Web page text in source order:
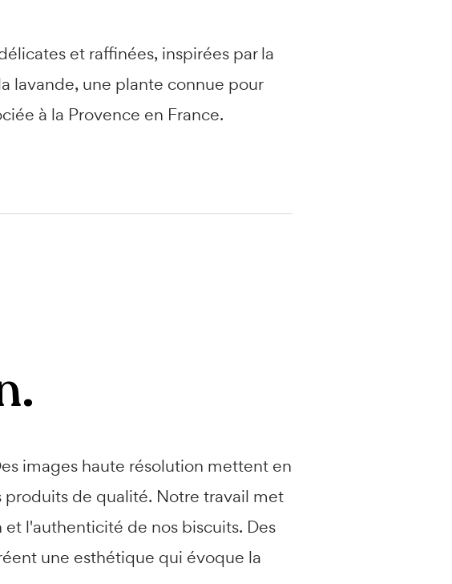
et raffinées, inspirées par la
lavande, une plante connue pour
à la Provence en France.
images haute résolution mettent en
de qualité. Notre travail met
l'authenticité de nos biscuits. Des
une esthétique qui évoque la